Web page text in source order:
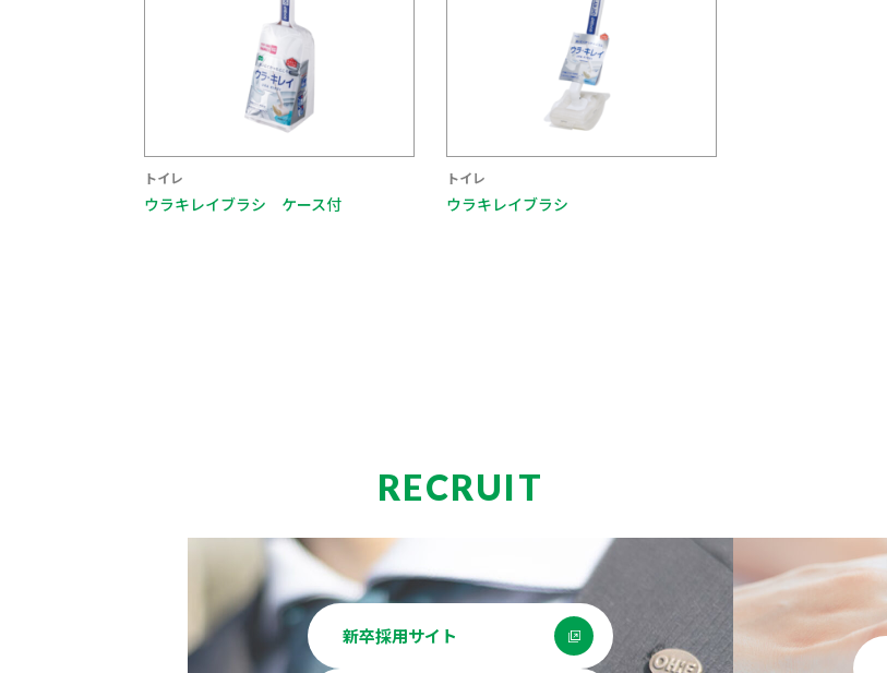
トイレ
ウラキレイブラシ ケース付
トイレ
ウラキレイブラシ
RECRUIT
新卒採用サイト